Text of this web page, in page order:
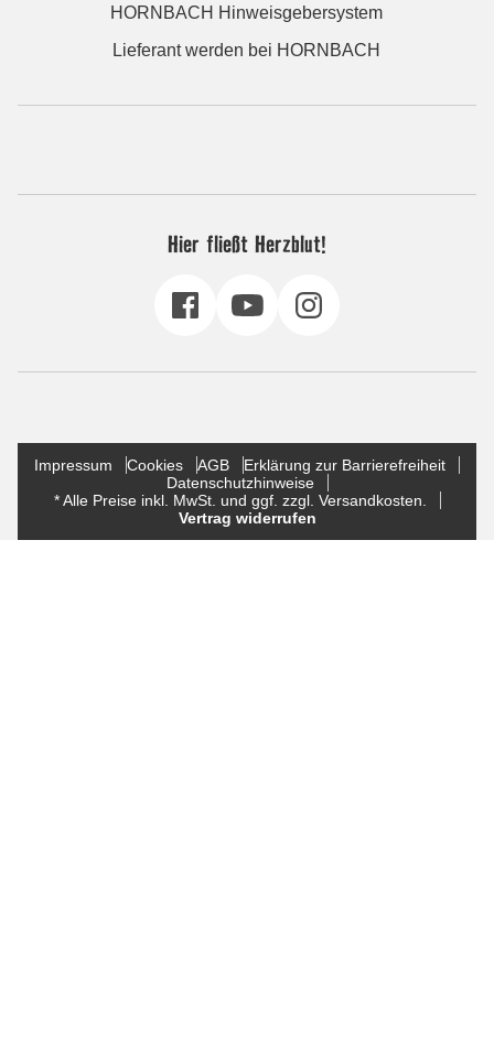
HORNBACH Hinweisgebersystem
Lieferant werden bei HORNBACH
Hier fließt Herzblut!
Impressum Cookies AGB
Erklärung zur Barrierefreiheit
Datenschutzhinweise
* Alle Preise inkl. MwSt. und ggf. zzgl. Versandkosten.
Vertrag widerrufen